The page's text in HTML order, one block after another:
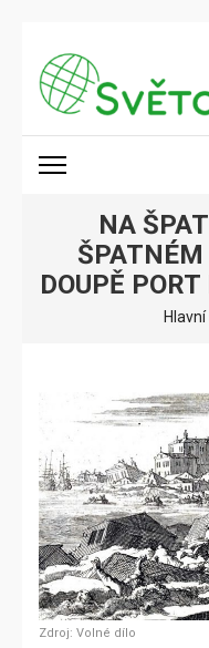
obsah
(stiskněte
Enter)
NA
DOUPĚ
Zdroj: Volné dílo